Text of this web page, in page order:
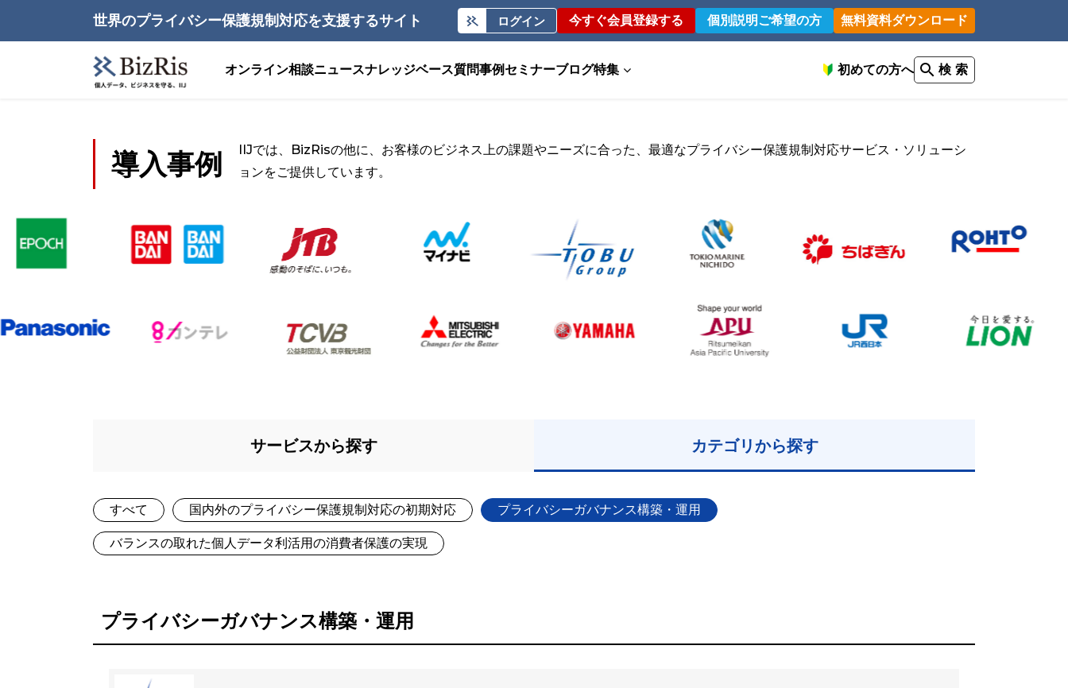
世界のプライバシー保護規制対応を支援するサイト ログイン 今すぐ会員登録する 個別説明ご希望の方 無料資料ダウンロード
オンライン相談ニュースナレッジベース質問事例 セミナーブログ特集 初めての方へ 検 索
導入事例
IIJでは、BizRisの他に、お客様のビジネス上の課題やニーズに合った、最適なプライバシー保護規制対応サービス・ソリューシ
ョンをご提供しています。
サービスから探す カテゴリから探す
すべて 国内外のプライバシー保護規制対応の初期対応 プライバシーガバナンス構築・運用
バランスの取れた個人データ利活用の消費者保護の実現
プライバシーガバナンス構築・運用